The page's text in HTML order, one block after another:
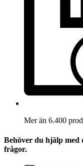
Mer än 6.400
Behöver du hjälp med
frågor.